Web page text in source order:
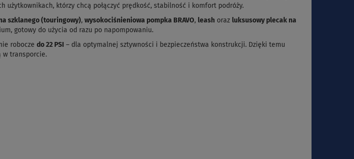
użytkownikach, którzy chcą połączyć prędkość, stabilność i komfort podróży.
szklanego (touringowy), wysokociśnieniowa pompka BRAVO, leash oraz luksusowy plecak na
gotowy do użycia od razu po napompowaniu.
robocze do 22 PSI – dla optymalnej sztywności i bezpieczeństwa konstrukcji. Dzięki temu
w transporcie.